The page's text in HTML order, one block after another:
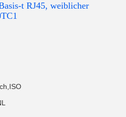
t RJ45, weiblicher